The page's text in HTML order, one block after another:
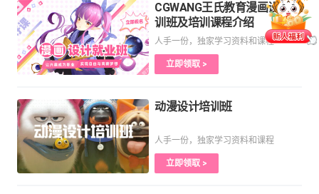
CGWANG王氏教育漫画设计培
训班及培训课程介绍
人手一份，独家学习资料和课程
立即领取 >
动漫设计培训班
人手一份，独家学习资料和课程
立即领取 >